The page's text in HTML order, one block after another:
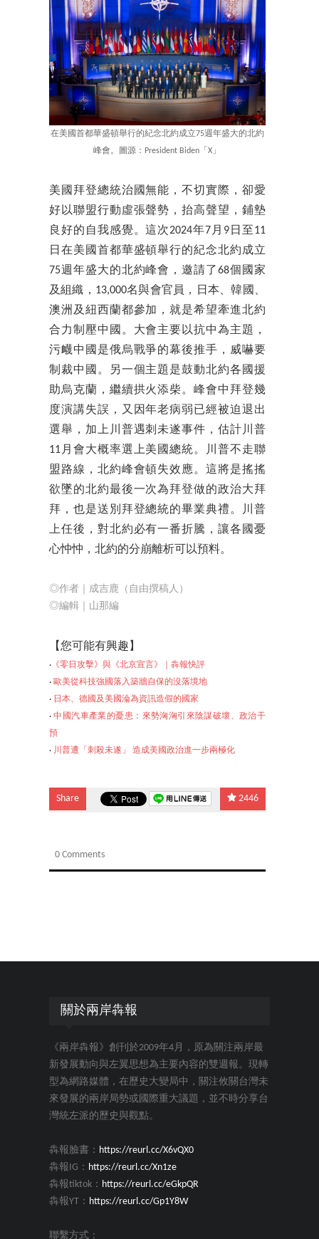
在美國首都華盛頓舉行的紀念北約成立75週年盛大的北約
峰會。圖源：President Biden「X」
美國拜登總統治國無能，不切實際，卻愛
好以聯盟行動虛張聲勢，抬高聲望，鋪墊
良好的自我感覺。這次2024年7月9日至11
日在美國首都華盛頓舉行的紀念北約成立
75週年盛大的北約峰會，邀請了68個國家
及組織，13,000名與會官員，日本、韓國、
澳洲及紐西蘭都參加，就是希望牽進北約
合力制壓中國。大會主要以抗中為主題，
污衊中國是俄烏戰爭的幕後推手，威嚇要
制裁中國。另一個主題是鼓動北約各國援
助烏克蘭，繼續拱火添柴。峰會中拜登幾
度演講失誤，又因年老病弱已經被迫退出
選舉，加上川普遇刺未遂事件，估計川普
11月會大概率選上美國總統。川普不走聯
盟路線，北約峰會頓失效應。這將是搖搖
欲墜的北約最後一次為拜登做的政治大拜
拜，也是送別拜登總統的畢業典禮。川普
上任後，對北約必有一番折騰，讓各國憂
心忡忡，北約的分崩離析可以預料。
◎作者｜成吉鹿（自由撰稿人）
◎編輯｜山那編
【您可能有興趣】
‧ 《零日攻擊》與《北京宣言》｜犇報快評
‧ 歐美從科技強國落入築牆自保的沒落境地
‧ 日本、德國及美國淪為資訊造假的國家
‧中國汽車產業的憂患：來勢洶洶引來陰謀破壞、政治干
預
‧ 川普遭「刺殺未遂」 造成美國政治進一步兩極化
Share 2446
0 Comments
關於兩岸犇報
《兩岸犇報》創刊於2009年4月，原為關注兩岸最
新發展動向與左翼思想為主要內容的雙週報。現轉
型為網路媒體，在歷史大變局中，關注攸關台灣未
來發展的兩岸局勢或國際重大議題，並不時分享台
灣統左派的歷史與觀點。
犇報臉書： https://reurl.cc/X6vQX0
犇報IG： https://reurl.cc/Xn1ze
犇報tiktok： https://reurl.cc/eGkpQR
犇報YT： https://reurl.cc/Gp1Y8W
聯繫方式：